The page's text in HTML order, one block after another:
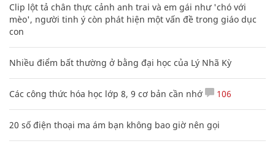
Clip lột tả chân thực cảnh anh trai và em gái như 'chó với
mèo', người tinh ý còn phát hiện một vấn đề trong giáo dục
con
Nhiều điểm bất thường ở bằng đại học của Lý Nhã Kỳ
Các công thức hóa học lớp 8, 9 cơ bản cần nhớ 106
20 số điện thoại ma ám bạn không bao giờ nên gọi